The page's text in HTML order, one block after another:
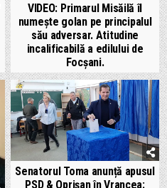
VIDEO: Primarul Misăilă îl
numește golan pe principalul
său adversar. Atitudine
incalificabilă a edilului de
Focșani.
Senatorul Toma anunță apusul
PSD & Oprișan în Vrancea: